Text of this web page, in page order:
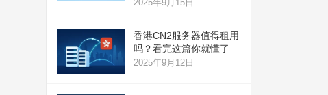
2025年9月15日
香港CN2服务器值得租用
吗？看完这篇你就懂了
2025年9月12日